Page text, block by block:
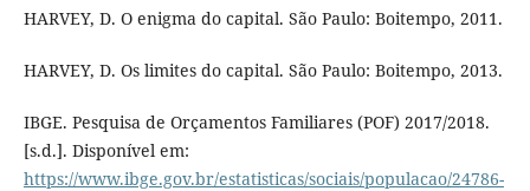
HARVEY, D. O enigma do capital. São Paulo: Boitempo, 2011.
HARVEY, D. Os limites do capital. São Paulo: Boitempo, 2013.
IBGE. Pesquisa de Orçamentos Familiares (POF) 2017/2018.
[s.d.]. Disponível em:
https://www.ibge.gov.br/estatisticas/sociais/populacao/24786-